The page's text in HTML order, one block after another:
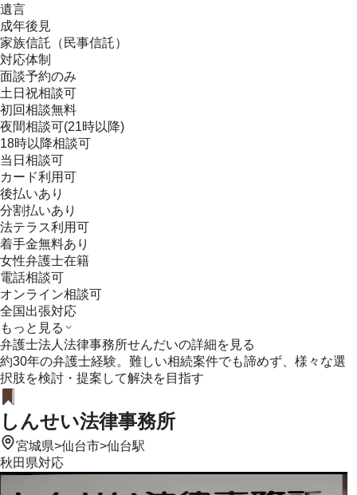
遺言
成年後見
家族信託（民事信託）
対応体制
面談予約のみ
土日祝相談可
初回相談無料
夜間相談可(21時以降)
18時以降相談可
当日相談可
カード利用可
後払いあり
分割払いあり
法テラス利用可
着手金無料あり
女性弁護士在籍
電話相談可
オンライン相談可
全国出張対応
もっと見る
弁護士法人法律事務所せんだいの詳細を見る
約30年の弁護士経験。難しい相続案件でも諦めず、様々な選
択肢を検討・提案して解決を目指す
しんせい法律事務所
宮城県>仙台市>仙台駅
秋田県対応